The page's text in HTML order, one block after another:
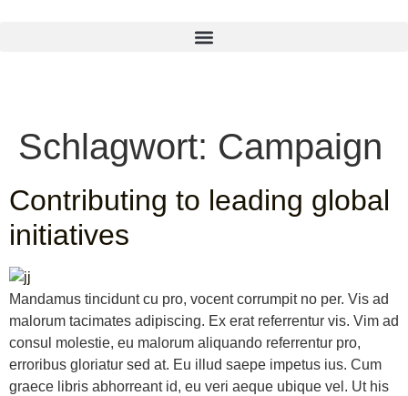
Schlagwort: Campaign
Contributing to leading global
initiatives
Mandamus tincidunt cu pro, vocent corrumpit no per. Vis ad
malorum tacimates adipiscing. Ex erat referrentur vis. Vim ad
consul molestie, eu malorum aliquando referrentur pro,
erroribus gloriatur sed at. Eu illud saepe impetus ius. Cum
graece libris abhorreant id, eu veri aeque ubique vel. Ut his